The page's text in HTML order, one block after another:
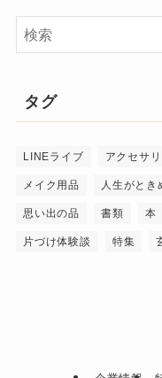
タグ
LINEライブ アクセサ
メイク用品 人生がとき
思い出の品 書類 本
片づけ体験談 特集